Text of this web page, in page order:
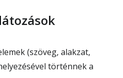
(szöveg, alakzat,
történnek a